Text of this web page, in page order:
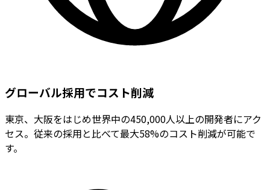
グローバル採用でコスト削減
東京、大阪をはじめ世界中の450,000人以上の開発者にアク
セス。従来の採用と比べて最大58%のコスト削減が可能で
す。